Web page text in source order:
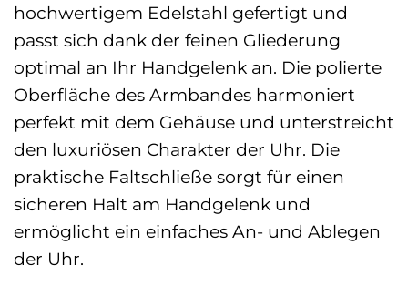
hochwertigem Edelstahl gefertigt und
passt sich dank der feinen Gliederung
optimal an Ihr Handgelenk an. Die polierte
Oberfläche des Armbandes harmoniert
perfekt mit dem Gehäuse und unterstreicht
den luxuriösen Charakter der Uhr. Die
praktische Faltschließe sorgt für einen
sicheren Halt am Handgelenk und
ermöglicht ein einfaches An- und Ablegen
der Uhr.